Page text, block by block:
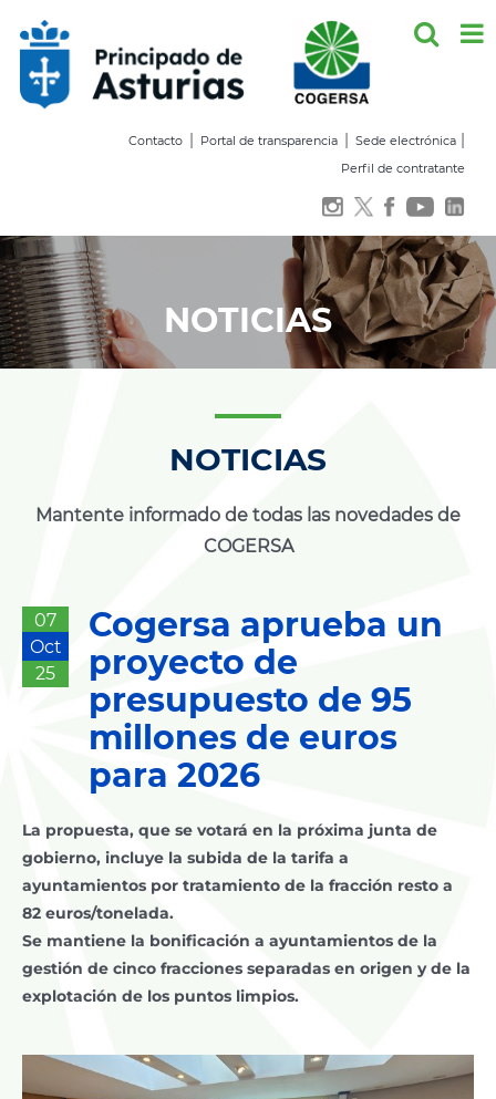
contenido
Contacto | Portal de transparencia | Sede electrónica |
Perfil de contratante
NOTICIAS
NOTICIAS
Mantente informado de todas las novedades de
COGERSA
07
Oct
25
Cogersa aprueba un
proyecto de
presupuesto de 95
millones de euros
para 2026
La propuesta, que se votará en la próxima junta de
gobierno, incluye la subida de la tarifa a
ayuntamientos por tratamiento de la fracción resto a
82 euros/tonelada.
Se mantiene la bonificación a ayuntamientos de la
gestión de cinco fracciones separadas en origen y de la
explotación de los puntos limpios.